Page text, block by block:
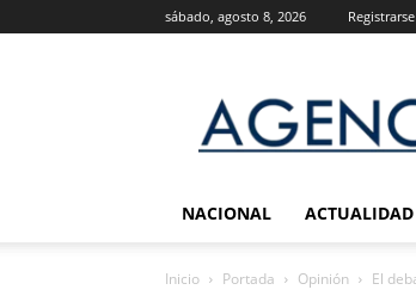
sábado, agosto 8, 2026
6
NACIONAL ACTUALIDAD
Inicio Portada Opinión El